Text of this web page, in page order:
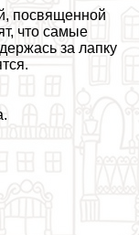
посвященной
что самые
за лапку